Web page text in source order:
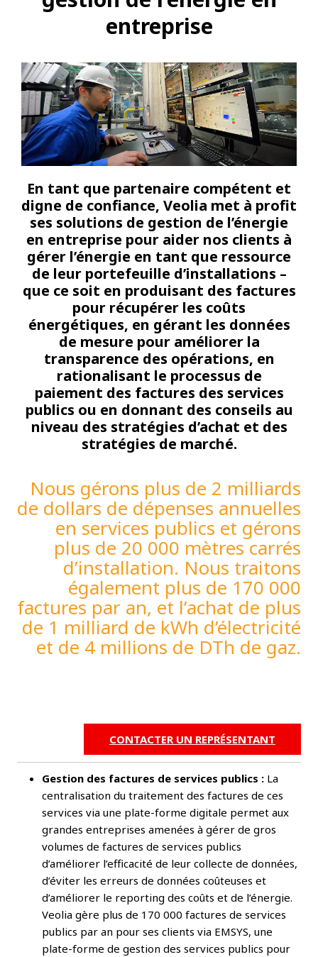
entreprise
En tant que partenaire compétent et
digne de confiance, Veolia met à profit
ses solutions de gestion de l’énergie
en entreprise pour aider nos clients à
gérer l’énergie en tant que ressource
de leur portefeuille d’installations –
que ce soit en produisant des factures
pour récupérer les coûts
énergétiques, en gérant les données
de mesure pour améliorer la
transparence des opérations, en
rationalisant le processus de
paiement des factures des services
publics ou en donnant des conseils au
niveau des stratégies d’achat et des
stratégies de marché.
Gestion des factures de services publics : La
centralisation du traitement des factures de ces
services via une plate-forme digitale permet aux
grandes entreprises amenées à gérer de gros
volumes de factures de services publics
d’améliorer l’efficacité de leur collecte de données,
d’éviter les erreurs de données coûteuses et
d’améliorer le reporting des coûts et de l’énergie.
Veolia gère plus de 170 000 factures de services
publics par an pour ses clients via EMSYS, une
plate-forme de gestion des services publics pour
Nous gérons plus de 2 milliards
de dollars de dépenses annuelles
en services publics et gérons
plus de 20 000 mètres carrés
d’installation. Nous traitons
également plus de 170 000
factures par an, et l’achat de plus
de 1 milliard de kWh d’électricité
et de 4 millions de DTh de gaz.
CONTACTER UN REPRÉSENTANT